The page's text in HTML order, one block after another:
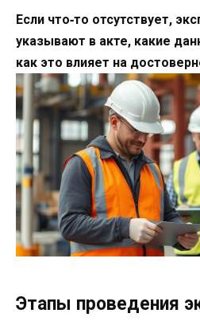
Если что‑то отсутствует,
указывают в акте, какие
как это влияет на
Этапы проведения